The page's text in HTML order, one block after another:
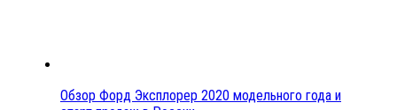
Обзор Форд Эксплорер 2020 модельного года и